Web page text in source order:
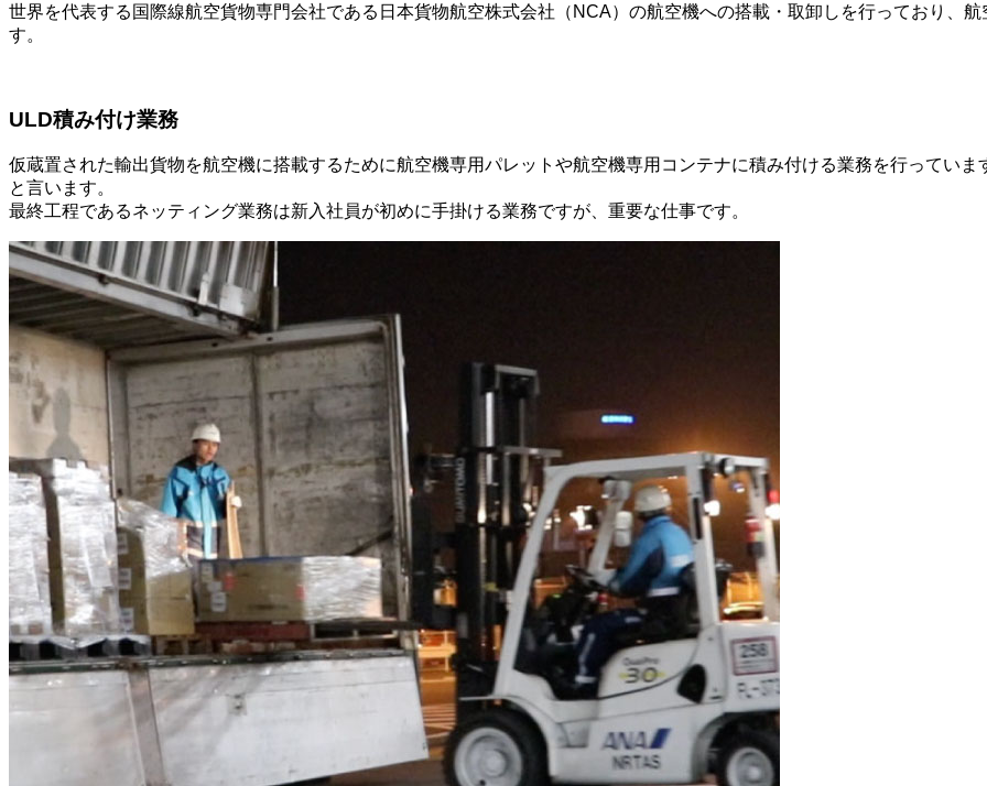
世界を代表する国際線航空貨物専門会社である日本貨物航空株式会社（NCA）の航空機への搭載・取卸しを行っており、
す。
ULD積み付け業務
仮蔵置された輸出貨物を航空機に搭載するために航空機専用パレットや航空機専用コンテナに積み付ける業務を行ってい
と言います。
最終工程であるネッティング業務は新入社員が初めに手掛ける業務ですが、重要な仕事です。